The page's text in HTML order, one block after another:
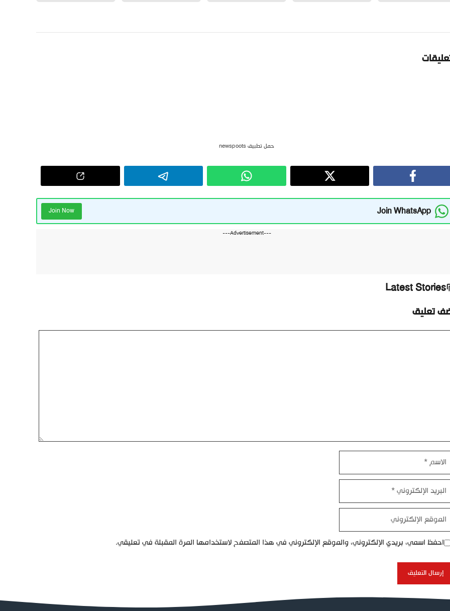
حمل تطبيق newspoots
Join WhatsApp
Join Now
---Advertisement---
Latest Stories
تعليق
احفظ اسمي، بريدي الإلكتروني، والموقع الإلكتروني في هذا المتصفح لاستخدامها المرة المقبلة في تعليقي.